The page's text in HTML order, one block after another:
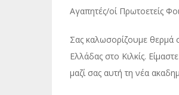
Αγαπητές/οί Πρωτοετείς
Σας καλωσορίζουμε θερμά
Ελλάδας στο Κιλκίς.
μαζί σας αυτή τη νέα